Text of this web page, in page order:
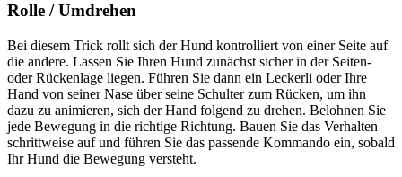
Rolle / Umdrehen
Bei diesem Trick rollt sich der Hund kontrolliert von einer Seite auf
die andere. Lassen Sie Ihren Hund zunächst sicher in der Seiten-
oder Rückenlage liegen. Führen Sie dann ein Leckerli oder Ihre
Hand von seiner Nase über seine Schulter zum Rücken, um ihn
dazu zu animieren, sich der Hand folgend zu drehen. Belohnen Sie
jede Bewegung in die richtige Richtung. Bauen Sie das Verhalten
schrittweise auf und führen Sie das passende Kommando ein, sobald
Ihr Hund die Bewegung versteht.